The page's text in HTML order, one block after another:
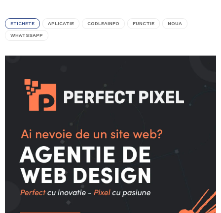
ETICHETE APLICATIE CODLEAINFO FUNCTIE NOUA
WHATSSAPP